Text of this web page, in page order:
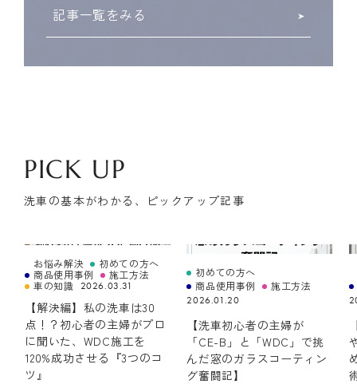
記事一覧をみる
PICK UP
洗車の基本がわかる、ピックアップ記事
お悩み解決
初めての方へ
商品使用事例
施工方法
車の知識
2026.03.31
【解決編】私の洗車は30
点！？初心者の主婦がプロ
に聞いた、WDC施工を
120%成功させる『3つのコ
ツ』
初めての方へ
商品使用事例
施工方法
2026.01.20
【洗車初心者の主婦が
「CE-B」と「WDC」で挑
んだ窓のガラスコーティン
グ奮闘記】